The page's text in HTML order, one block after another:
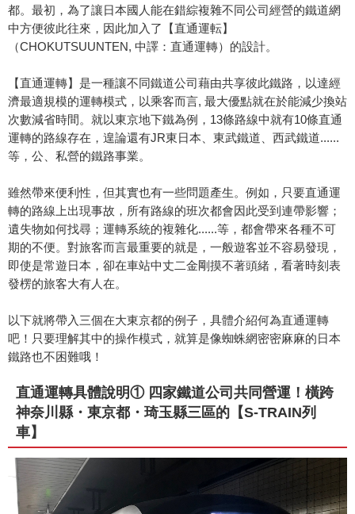
都。最初，為了讓日本國人能在錯綜複雜不同公司經營的鐵道網
中方便彼此往來，因此加入了【直通運転】
（CHOKUTSUUNTEN, 中譯：直通運轉）的設計。
【直通運轉】是一種讓不同鐵道公司藉由共享彼此鐵路，以達經
濟最適規模的運轉模式，以乘客而言, 最大優點就在於能減少換站
次數減省時間。就以東京地下鐵為例，13條路線中就有10條直通
運轉的路線存在，遑論還有JR東日本、東武鐵道、西武鐵道......
等，公、私營的鐵路事業。
雖然帶來便利性，但其實也有一些問題產生。例如，只要直通運
轉的路線上出現事故，所有路線的班次都會因此受到連帶影響；
遺失物如何找尋；運轉系統的複雜化......等，都會帶來各種不可
期的不便。對旅客而言最重要的就是，一般遊客並不容易發現，
即使是常遊日本，卻在車站中丈二金剛摸不著頭緒，看著時刻表
發楞的旅客大有人在。
以下就將帶入三個在大東京都的例子，具體介紹何為直通運轉
吧！只要理解其中的操作模式，就算是像蜘蛛網密密麻麻的日本
鐵路也不困難哦！
直通運轉具體說明① 四家鐵道公司共同營運！橫跨
神奈川縣・東京都・琦玉縣三區的【S-TRAIN列
車】